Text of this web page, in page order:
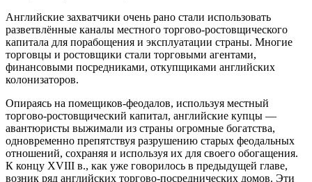
Английские захватчики очень рано стали использовать
разветвлённые каналы местного торгово-ростовщического
капитала для порабощения и эксплуатации страны. Многие
торговцы и ростовщики стали торговыми агентами,
финансовыми посредниками, откупщиками английских
колонизаторов.
Опираясь на помещиков-феодалов, используя местный
торгово-ростовщический капитал, английские купцы —
авантюристы выжимали из страны огромные богатства,
одновременно препятствуя разрушению старых феодальных
отношений, сохраняя и используя их для своего обогащения.
К концу XVIII в., как уже говорилось в предыдущей главе,
возник ряд английских торгово-посреднических домов. Эти